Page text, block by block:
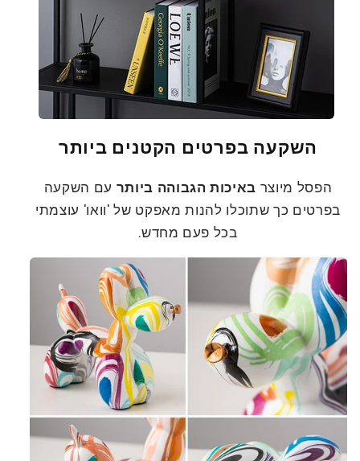
השקעה בפרטים הקטנים ביותר
הפסל מיוצר באיכות הגבוהה ביותר עם השקעה
בפרטים כך שתוכלו להנות מאפקט של 'וואו' עוצמתי
בכל פעם מחדש.